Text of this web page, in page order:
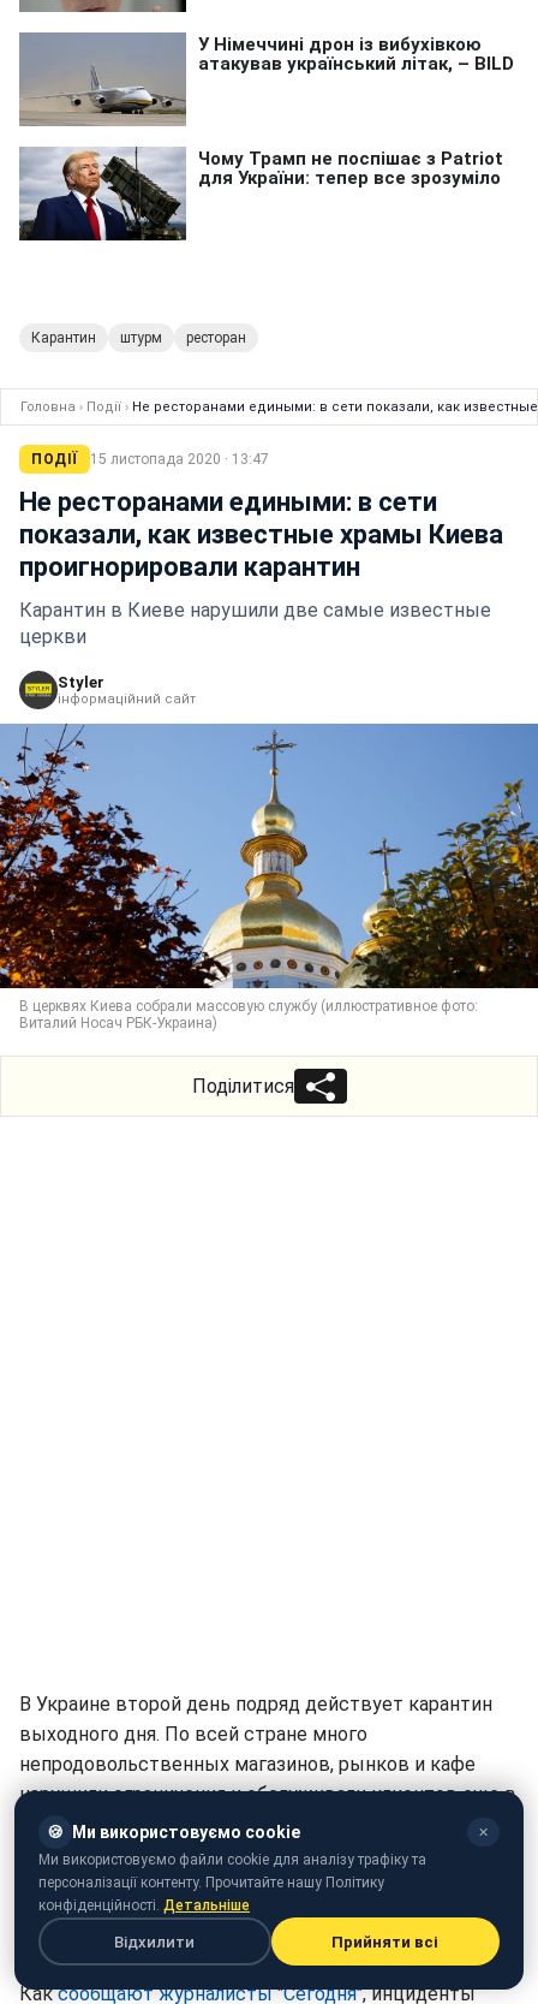
Карантин штурм ресторан
Головна › Події › Не ресторанами едиными: в сети показали, как
ПОДІЇ 15 листопада 2020 · 13:47
Не ресторанами едиными: в сети
показали, как известные храмы Киева
проигнорировали карантин
Карантин в Киеве нарушили две самые известные
церкви
Styler
інформаційний сайт
В церквях Киева собрали массовую службу (иллюстративное фото:
Виталий Носач РБК-Украина)
Поділитися
В Украине второй день подряд действует карантин
выходного дня. По всей стране много
непродовольственных магазинов, рынков и кафе
нарушили ограничения и обслуживали клиентов еще в
первый день. Богослужения в церквях не запрещено,
но в храмах верующие должны придерживаться
масочного режима и дистанции. Но даже эти
ограничения несколько церквей в Киеве нарушили во
время служб в воскресенье, 15 ноября.
Каксообщают журналисты "Сегодня", инциденты
🍪 Ми використовуємо cookie ✕
Ми використовуємо файли cookie для аналізу трафіку та
персоналізації контенту. Прочитайте нашу Політику
конфіденційності. Детальніше
Відхилити Прийняти всі